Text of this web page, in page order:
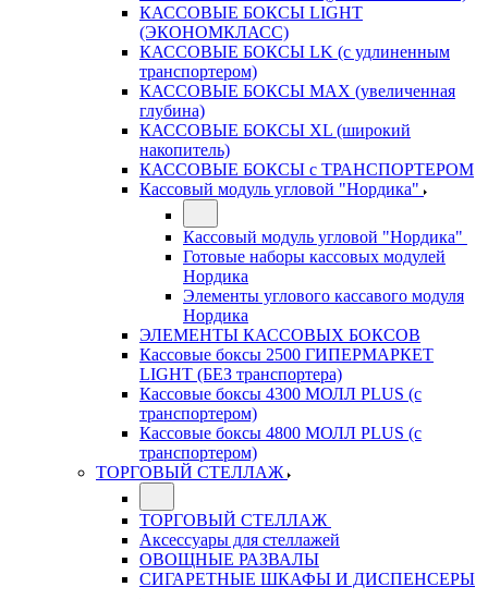
КАССОВЫЕ БОКСЫ LIGHT
(ЭКОНОМКЛАСС)
КАССОВЫЕ БОКСЫ LK (с удлиненным
транспортером)
КАССОВЫЕ БОКСЫ MAX (увеличенная
глубина)
КАССОВЫЕ БОКСЫ XL (широкий
накопитель)
КАССОВЫЕ БОКСЫ с ТРАНСПОРТЕРОМ
Кассовый модуль угловой "Нордика"
Кассовый модуль угловой "Нордика"
Готовые наборы кассовых модулей
Нордика
Элементы углового кассавого модуля
Нордика
ЭЛЕМЕНТЫ КАССОВЫХ БОКСОВ
Кассовые боксы 2500 ГИПЕРМАРКЕТ
LIGHT (БЕЗ транспортера)
Кассовые боксы 4300 МОЛЛ PLUS (с
транспортером)
Кассовые боксы 4800 МОЛЛ PLUS (с
транспортером)
ТОРГОВЫЙ СТЕЛЛАЖ
ТОРГОВЫЙ СТЕЛЛАЖ
Аксессуары для стеллажей
ОВОЩНЫЕ РАЗВАЛЫ
СИГАРЕТНЫЕ ШКАФЫ И ДИСПЕНСЕРЫ